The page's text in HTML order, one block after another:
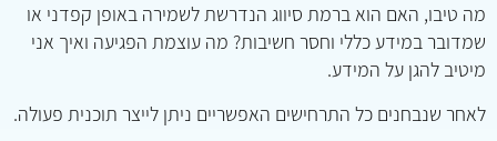
מה טיבו, האם הוא ברמת סיווג הנדרשת לשמירה באופן קפדני או
שמדובר במידע כללי וחסר חשיבות? מה עוצמת הפגיעה ואיך אני
מיטיב להגן על המידע.
לאחר שנבחנים כל התרחישים האפשריים ניתן לייצר תוכנית פעולה.